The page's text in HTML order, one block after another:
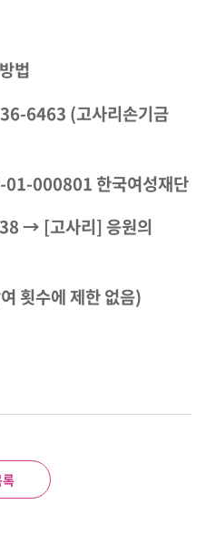
법
6463 (고사리손기금
01-000801한국여성재단
→ [고사리] 응원의
횟수에 제한 없음)